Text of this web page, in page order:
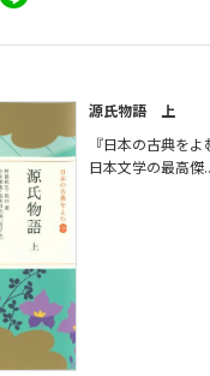
源氏物語 上
『日本の古典を
日本文学の最高傑